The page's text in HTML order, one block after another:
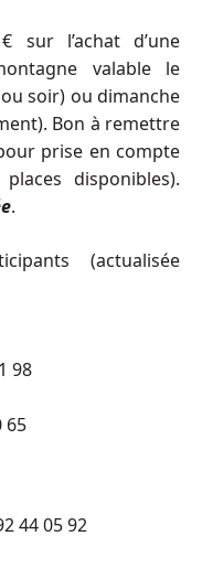
l’achat d’une
valable le
soir) ou dimanche
Bon à remettre
prise en compte
disponibles).
.
(actualisée
98
65
44 05 92